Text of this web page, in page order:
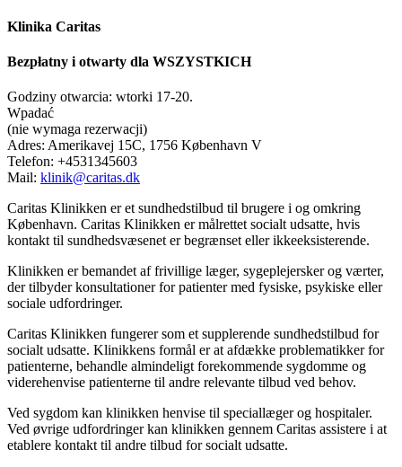
Klinika Caritas
Bezpłatny i otwarty dla WSZYSTKICH
Godziny otwarcia: wtorki 17-20.
Wpadać
(nie wymaga rezerwacji)
Adres: Amerikavej 15C, 1756 København V
Telefon: +4531345603
Mail: klinik@caritas.dk
Caritas Klinikken er et sundhedstilbud til brugere i og omkring
København. Caritas Klinikken er målrettet socialt udsatte, hvis
kontakt til sundhedsvæsenet er begrænset eller ikkeeksisterende.
Klinikken er bemandet af frivillige læger, sygeplejersker og værter,
der tilbyder konsultationer for patienter med fysiske, psykiske eller
sociale udfordringer.
Caritas Klinikken fungerer som et supplerende sundhedstilbud for
socialt udsatte. Klinikkens formål er at afdække problematikker for
patienterne, behandle almindeligt forekommende sygdomme og
viderehenvise patienterne til andre relevante tilbud ved behov.
Ved sygdom kan klinikken henvise til speciallæger og hospitaler.
Ved øvrige udfordringer kan klinikken gennem Caritas assistere i at
etablere kontakt til andre tilbud for socialt udsatte.